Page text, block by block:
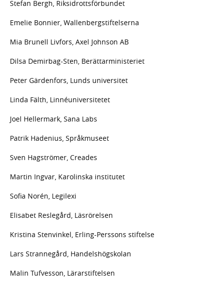
Stefan Bergh, Riksidrottsförbundet
Emelie Bonnier, Wallenbergstiftelserna
Mia Brunell Livfors, Axel Johnson AB
Dilsa Demirbag-Sten, Berättarministeriet
Peter Gärdenfors, Lunds universitet
Linda Fälth, Linnéuniversitetet
Joel Hellermark, Sana Labs
Patrik Hadenius, Språkmuseet
Sven Hagströmer, Creades
Martin Ingvar, Karolinska institutet
Sofia Norén, Legilexi
Elisabet Reslegård, Läsrörelsen
Kristina Stenvinkel, Erling-Perssons stiftelse
Lars Strannegård, Handelshögskolan
Malin Tufvesson, Lärarstiftelsen